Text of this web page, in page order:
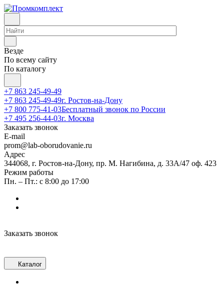
Везде
По всему сайту
По каталогу
+7 863 245-49-49
+7 863 245-49-49г. Ростов-на-Дону
+7 800 775-41-03Бесплатный звонок по России
+7 495 256-44-03г. Москва
Заказать звонок
E-mail
prom@lab-oborudovanie.ru
Адрес
344068, г. Ростов-на-Дону, пр. М. Нагибина, д. 33А/47 оф. 423
Режим работы
Пн. – Пт.: с 8:00 до 17:00
Заказать звонок
Каталог